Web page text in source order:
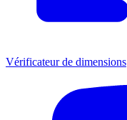
Vérificateur de dimensions